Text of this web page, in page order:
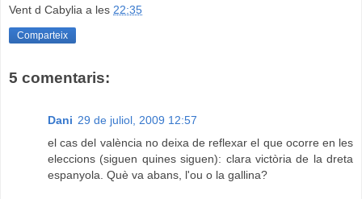
Vent d Cabylia a les 22:35
Comparteix
5 comentaris:
Dani 29 de juliol, 2009 12:57
el cas del valència no deixa de reflexar el que ocorre en les
eleccions (siguen quines siguen): clara victòria de la dreta
espanyola. Què va abans, l'ou o la gallina?